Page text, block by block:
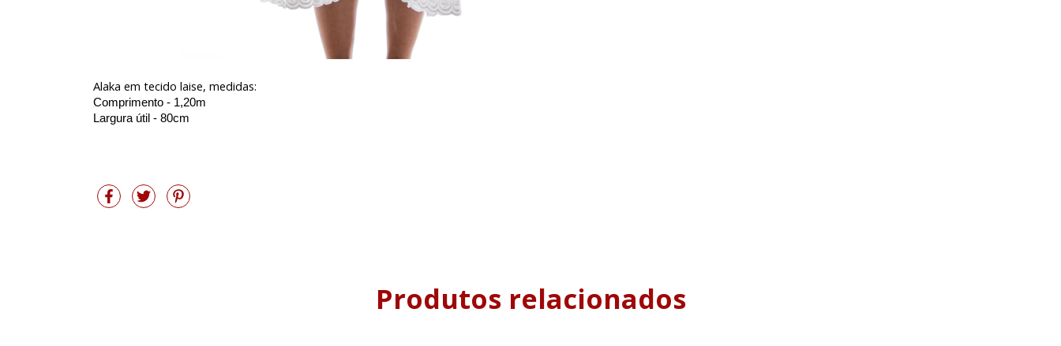
Alaka em tecido laise, medidas:
Comprimento - 1,20m
Largura útil - 80cm
Produtos relacionados